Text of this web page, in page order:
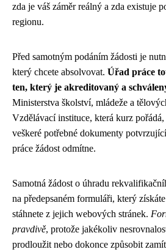
zda je váš záměr reálný a zda existuje
regionu.
Před samotným podáním žádosti je
který chcete absolvovat. Úřad práce
ten, který je akreditovaný a
Ministerstva školství, mládeže a
Vzdělávací instituce, která kurz
veškeré potřebné dokumenty
práce žádost odmítne.
Samotná žádost o úhradu
na předepsaném formuláři, který
stáhnete z jejich webových stránek.
pravdivě, protože jakékoliv
prodloužit nebo dokonce způsobit